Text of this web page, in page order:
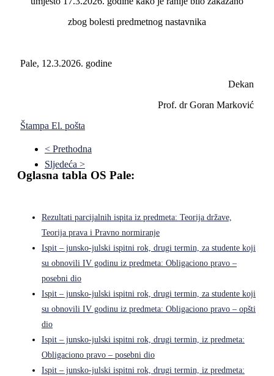
zbog bolesti predmetnog nastavnika
Pale, 12.3.2026. godine
Dekan
Prof. dr Goran Marković
Štampa El. pošta
< Prethodna
Sljedeća >
Oglasna tabla OS Pale:
Rezultati parcijalnih ispita iz predmeta: Teorija države,
Teorija prava i Pravno normiranje
Ispit – junsko-julski ispitni rok, drugi termin, za studente koji
su obnovili IV godinu iz predmeta: Obligaciono pravo –
posebni dio
Ispit – junsko-julski ispitni rok, drugi termin, za studente koji
su obnovili IV godinu iz predmeta: Obligaciono pravo – opšti
dio
Ispit – junsko-julski ispitni rok, drugi termin, iz predmeta:
Obligaciono pravo – posebni dio
Ispit – junsko-julski ispitni rok, drugi termin, iz predmeta: